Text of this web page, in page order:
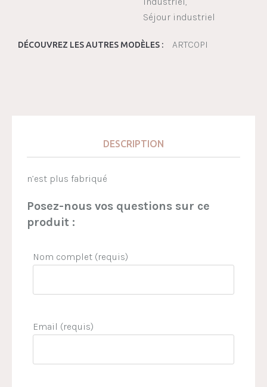
Séjour industriel
DÉCOUVREZ LES AUTRES MODÈLES : ARTCOPI
DESCRIPTION
n’est plus fabriqué
Posez-nous vos questions sur ce
produit :
Nom complet (requis)
Email (requis)